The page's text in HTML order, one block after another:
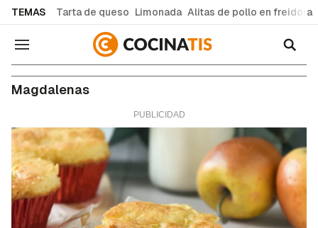
TEMAS Tarta de queso Limonada Alitas de pollo en freidora
Navegación
Magdalenas